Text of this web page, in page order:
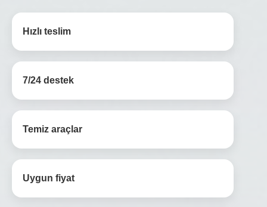
Hızlı teslim
7/24 destek
Temiz araçlar
Uygun fiyat